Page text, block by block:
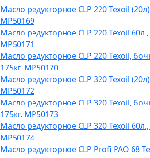
Масло редукторное CLP 220 Texoil (20л)
MP50169
Масло редукторное CLP 220 Texoil
MP50171
Масло редукторное CLP 220 Texoil,
175кг. MP50170
Масло редукторное CLP 320 Texoil (20л)
MP50172
Масло редукторное CLP 320 Texoil,
175кг. MP50173
Масло редукторное CLP 320 Texoil
MP50174
Масло редукторное CLP Profi PAO 68